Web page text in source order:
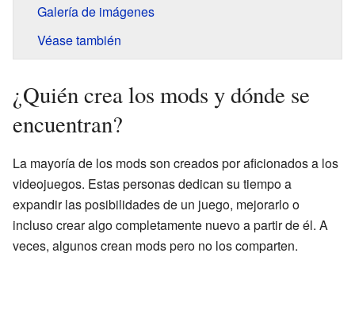
Galería de imágenes
Véase también
¿Quién crea los mods y dónde se
encuentran?
La mayoría de los mods son creados por aficionados a los
videojuegos. Estas personas dedican su tiempo a
expandir las posibilidades de un juego, mejorarlo o
incluso crear algo completamente nuevo a partir de él. A
veces, algunos crean mods pero no los comparten.